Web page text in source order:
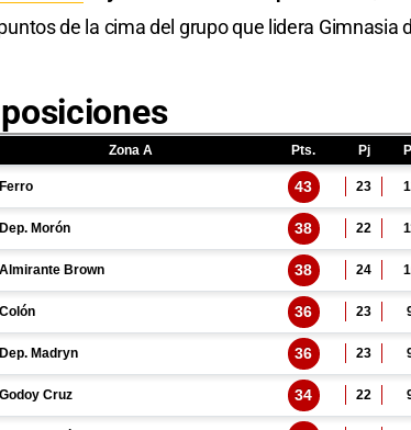
de la cima del grupo que lidera Gimnasia